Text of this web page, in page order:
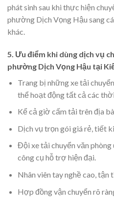
phát sinh sau khi thực hiện
phường Dịch Vọng Hậu sang
khác.
5. Ưu điểm khi dùng dịch vụ
phường Dịch Vọng Hậu tại
Trang bị những xe tải
thể hoạt động tất cả các
Kể cả giờ cấm tải trên địa
Dịch vụ trọn gói giá rẻ, tiết
Đội xe tải chuyển văn
công cụ hỗ trợ hiện đại.
Nhân viên tay nghề cao, tận
Hợp đồng vận chuyển rõ